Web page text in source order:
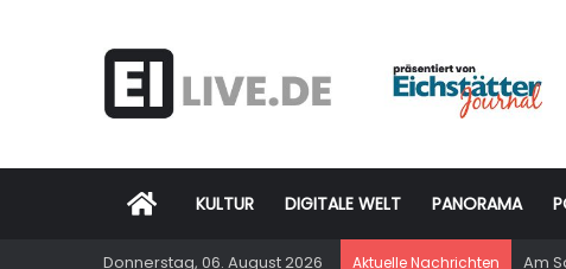
Startseite
KULTUR DIGITALE WELT PANORAMA
Donnerstag, 06. August 2026 Aktuelle Nachrichten Am